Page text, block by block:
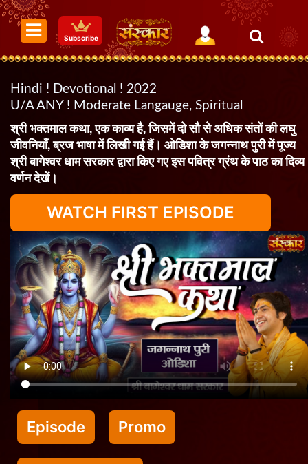
Subscribe
Hindi ! Devotional ! 2022
U/A ANY ! Moderate Langauge, Spiritual
श्री भक्तमाल कथा, एक काव्य है, जिसमें दो सौ से अधिक संतों की लघु
जीवनियाँ, ब्रज भाषा में लिखी गई हैं। ओडिशा के जगन्नाथ पुरी में पूज्य
श्री बागेश्वर धाम सरकार द्वारा किए गए इस पवित्र ग्रंथ के पाठ का दिव्य
वर्णन देखें।
WATCH FIRST EPISODE
Episode Promo